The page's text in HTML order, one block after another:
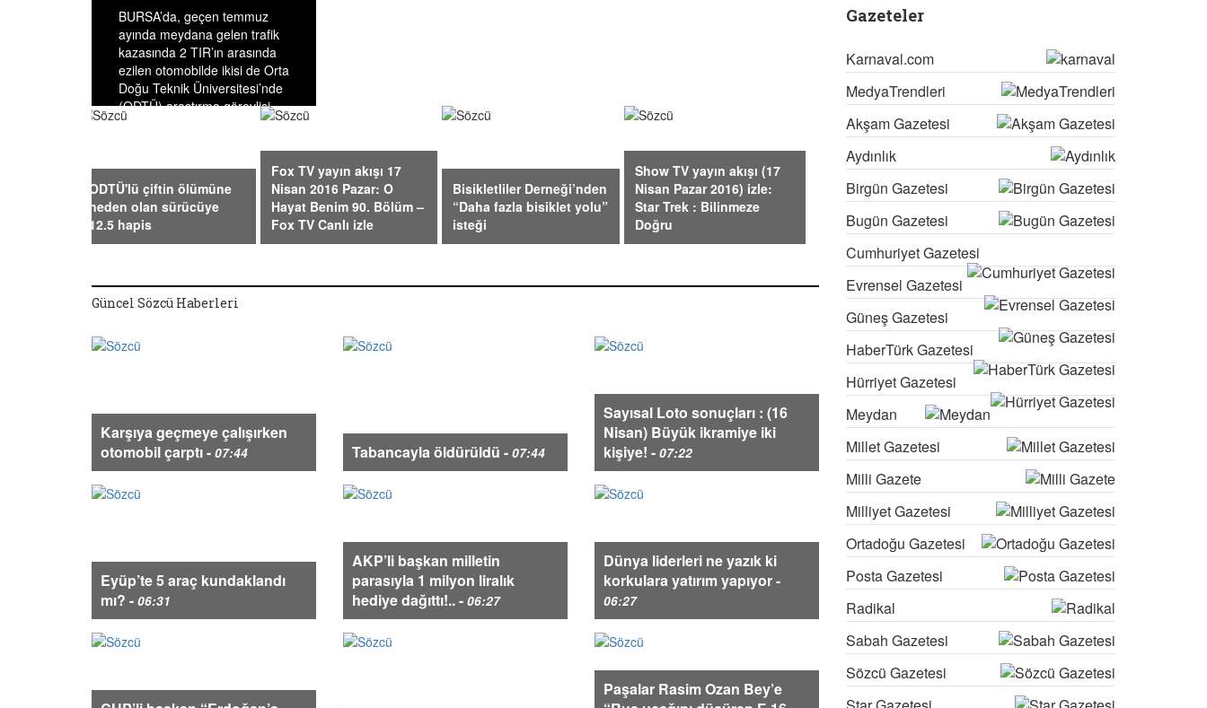
BURSA’da, geçen temmuz
ayında meydana gelen trafik
kazasında 2 TIR’ın arasında
ezilen otomobilde ikisi de Orta
Doğu Teknik Üniversitesi’nde
(ODTÜ) araştırma görevlisi
olan Mustafa Alpaslan ve 6.5
neden olan TIR şoförü;39
yaşındaki;Aytekin …
ODTÜ'lü çiftin ölümüne
neden olan sürücüye
12.5 hapis
Fox TV yayın akışı 17
Nisan 2016 Pazar: O
Hayat Benim 90. Bölüm –
Fox TV Canlı izle
Bisikletliler Derneği’nden
“Daha fazla bisiklet yolu”
isteği
Show TV yayın akışı (17
Nisan Pazar 2016) izle:
Star Trek : Bilinmeze
Doğru
Güncel Sözcü Haberleri
Karşıya geçmeye çalışırken
otomobil çarptı - 07:44 Tabancayla öldürüldü - 07:44
Sayısal Loto sonuçları : (16
Nisan) Büyük ikramiye iki
kişiye! - 07:22
Eyüp’te 5 araç kundaklandı
mı? - 06:31
AKP’li başkan milletin
parasıyla 1 milyon liralık
hediye dağıttı!.. - 06:27
Dünya liderleri ne yazık ki
korkulara yatırım yapıyor -
06:27
Paşalar Rasim Ozan Bey’e
Gazeteler
Karnaval.com
MedyaTrendleri
Akşam Gazetesi
Aydınlık
Birgün Gazetesi
Bugün Gazetesi
Cumhuriyet Gazetesi
Evrensel Gazetesi
Güneş Gazetesi
HaberTürk Gazetesi
Hürriyet Gazetesi
Meydan
Millet Gazetesi
Milli Gazete
Milliyet Gazetesi
Ortadoğu Gazetesi
Posta Gazetesi
Radikal
Sabah Gazetesi
Sözcü Gazetesi